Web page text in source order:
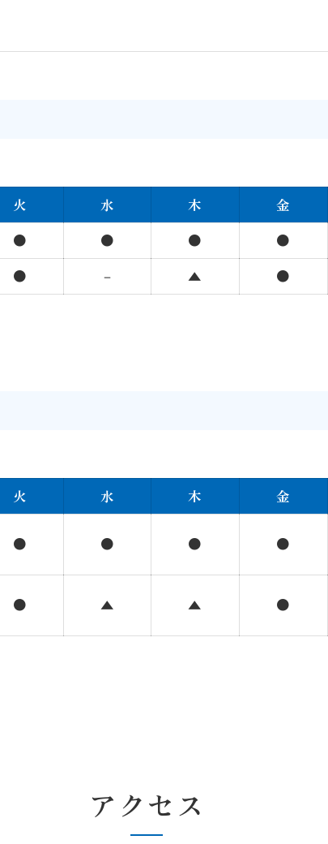
火 水 木 金
● ● ● ●
● － ▲ ●
火 水 木 金
● ● ● ●
● ▲ ▲ ●
アクセス